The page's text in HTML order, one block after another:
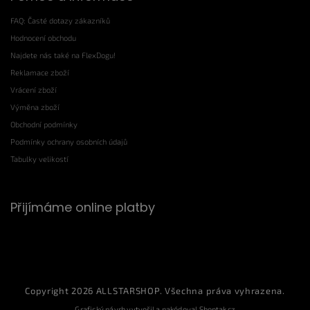
FAQ: Časté dotazy zákazníků
Hodnocení obchodu
Najdete nás také na FlexDogu!
Reklamace zboží
Vrácení zboží
Výměna zboží
Obchodní podmínky
Podmínky ochrany osobních údajů
Tabulky velikostí
Přijímáme online platby
Copyright 2026 ALLSTARSHOP. Všechna práva vyhrazena.